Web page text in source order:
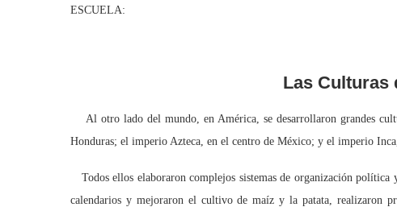
ESCUELA:
Las Culturas
Al otro lado del mundo, en América, se desarrollaron grandes
Honduras; el imperio Azteca, en el centro de México; y el imperio
Todos ellos elaboraron complejos sistemas de organización
calendarios y mejoraron el cultivo de maíz y la patata, realizaron